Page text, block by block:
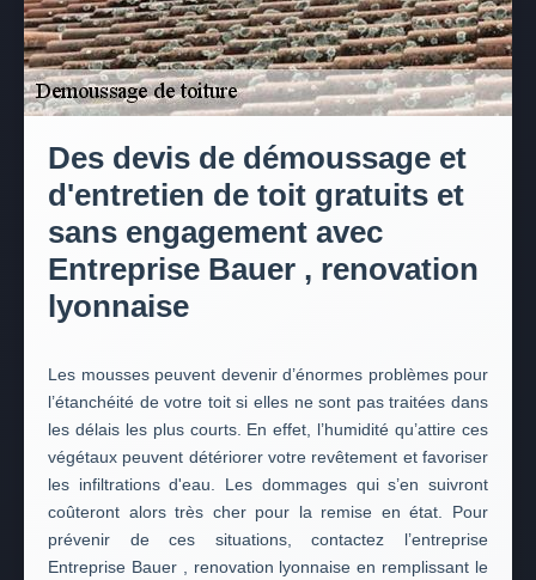
Des devis de démoussage et
d'entretien de toit gratuits et
sans engagement avec
Entreprise Bauer , renovation
lyonnaise
Les mousses peuvent devenir d’énormes problèmes pour
l’étanchéité de votre toit si elles ne sont pas traitées dans
les délais les plus courts. En effet, l’humidité qu’attire ces
végétaux peuvent détériorer votre revêtement et favoriser
les infiltrations d'eau. Les dommages qui s’en suivront
coûteront alors très cher pour la remise en état. Pour
prévenir de ces situations, contactez l’entreprise
Entreprise Bauer , renovation lyonnaise en remplissant le